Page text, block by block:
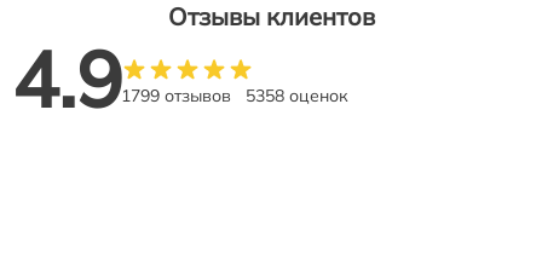
Отзывы клиентов
4.91799 отзывов 5358 оценок